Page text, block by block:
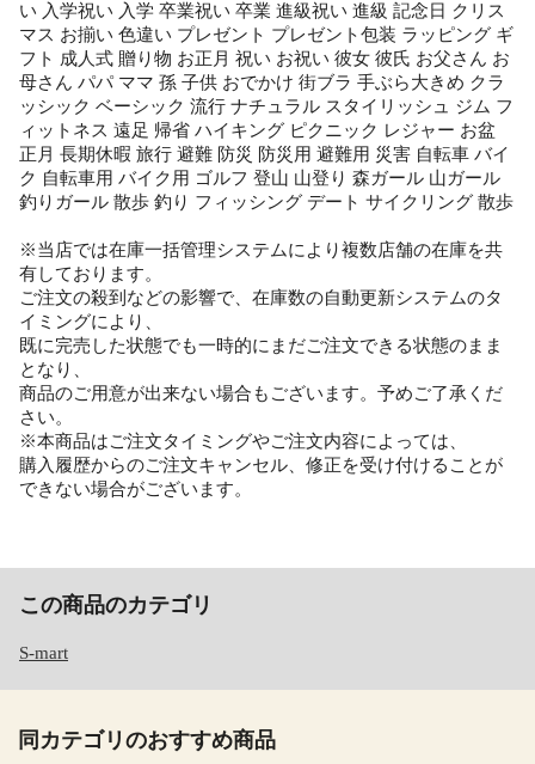
い 入学祝い 入学 卒業祝い 卒業 進級祝い 進級 記念日 クリス
マス お揃い 色違い プレゼント プレゼント包装 ラッピング ギ
フト 成人式 贈り物 お正月 祝い お祝い 彼女 彼氏 お父さん お
母さん パパ ママ 孫 子供 おでかけ 街ブラ 手ぶら大きめ クラ
ッシック ベーシック 流行 ナチュラル スタイリッシュ ジム フ
ィットネス 遠足 帰省 ハイキング ピクニック レジャー お盆
正月 長期休暇 旅行 避難 防災 防災用 避難用 災害 自転車 バイ
ク 自転車用 バイク用 ゴルフ 登山 山登り 森ガール 山ガール
釣りガール 散歩 釣り フィッシング デート サイクリング 散歩
※当店では在庫一括管理システムにより複数店舗の在庫を共
有しております。
ご注文の殺到などの影響で、在庫数の自動更新システムのタ
イミングにより、
既に完売した状態でも一時的にまだご注文できる状態のまま
となり、
商品のご用意が出来ない場合もございます。予めご了承くだ
さい。
※本商品はご注文タイミングやご注文内容によっては、
購入履歴からのご注文キャンセル、修正を受け付けることが
できない場合がございます。
この商品のカテゴリ
S-mart
同カテゴリのおすすめ商品